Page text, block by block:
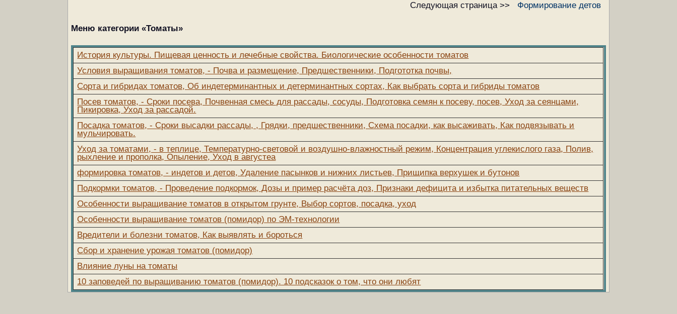
Следующая страница >> Формирование детов
Меню категории «Томаты»
История культуры. Пищевая ценность и лечебные свойства. Биологические особенности томатов
Условия выращивания томатов, - Почва и размещение, Предшественники, Подгототка почвы,
Сорта и гибридах томатов, Об индетерминантных и детерминантных сортах, Как выбрать сорта и гибриды томатов
Посев томатов, - Сроки посева, Почвенная смесь для рассады, сосуды, Подготовка семян к посеву, посев, Уход за сеянцами,
Пикировка, Уход за рассадой.
Посадка томатов, - Сроки высадки рассады, , Грядки, предшественники, Схема посадки, как высаживать, Как подвязывать и
мульчировать.
Уход за томатами, - в теплице, Температурно-световой и воздушно-влажностный режим, Концентрация углекислого газа, Полив,
рыхление и прополка, Опыление, Уход в августеа
формировка томатов, - индетов и детов, Удаление пасынков и нижних листьев, Прищипка верхушек и бутонов
Подкормки томатов, - Проведение подкормок, Дозы и пример расчёта доз, Признаки дефицита и избытка питательных веществ
Особенности выращивание томатов в открытом грунте, Выбор сортов, посадка, уход
Особенности выращивание томатов (помидор) по ЭМ-технологии
Вредители и болезни томатов, Как выявлять и бороться
Сбор и хранение урожая томатов (помидор)
Влияние луны на томаты
10 заповедей по выращиванию томатов (помидор). 10 подсказок о том, что они любят